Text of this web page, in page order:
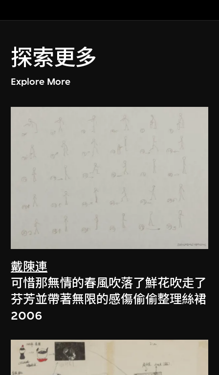
探索更多
Explore More
戴陳連
可惜那無情的春風吹落了鮮花吹走了
芬芳並帶著無限的感傷偷偷整理絲裙
2006